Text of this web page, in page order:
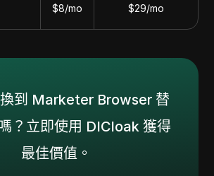
$8/mo $29/mo
到 Marketer Browser 替
？立即使用 DICloak 獲得
最佳價值。